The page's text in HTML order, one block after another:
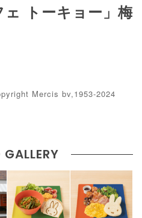
ェ トーキョー」梅
Mercis bv,1953-2024